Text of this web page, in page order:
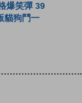
爆笑彈 39
貓狗鬥一